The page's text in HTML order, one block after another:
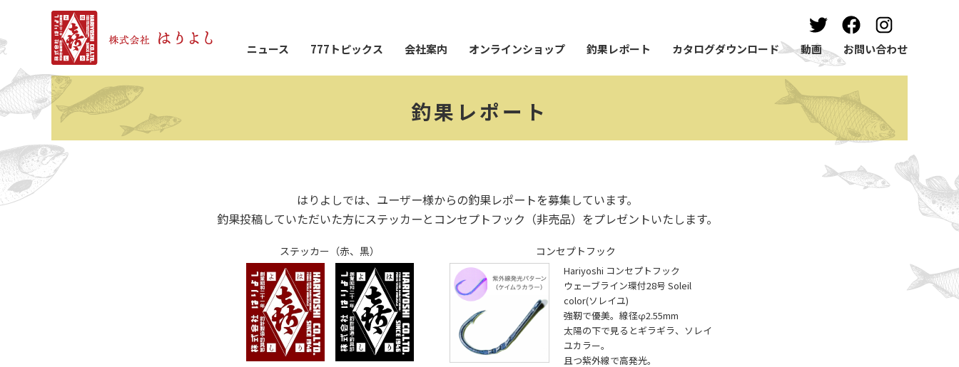
ニュース 777トピックス 会社案内 オンラインショップ 釣果レポート カタログダウンロード 動画 お問い合わせ
釣果レポート
はりよしでは、ユーザー様からの釣果レポートを募集しています。
釣果投稿していただいた方にステッカーとコンセプトフック（非売品）をプレゼントいたします。
ステッカー（赤、黒） コンセプトフック
Hariyoshi コンセプトフック
ウェーブライン環付28号 Soleil
color(ソレイユ)
強靭で優美。線径φ2.55mm
太陽の下で見るとギラギラ、ソレイ
ユカラー。
且つ紫外線で高発光。